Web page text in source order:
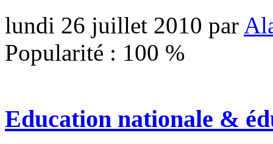
lundi 26 juillet 2010 par
Popularité : 100 %
Education nationale &